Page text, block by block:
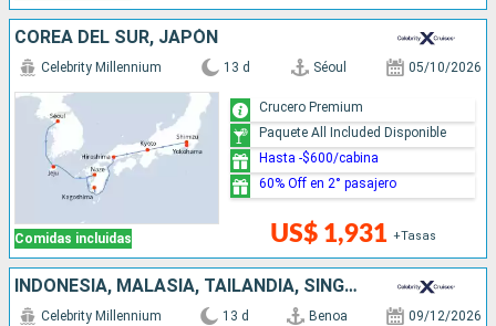
COREA DEL SUR, JAPÓN
Comidas incluidas
Celebrity Millennium 13 d Séoul 05/10/2026
US$ 1,931 +Tasas
Crucero Premium
Paquete All Included Disponible
Hasta -$600/cabina
60% Off en 2° pasajero
INDONESIA, MALASIA, TAILANDIA, SINGAPUR
Celebrity Millennium 13 d Benoa 09/12/2026